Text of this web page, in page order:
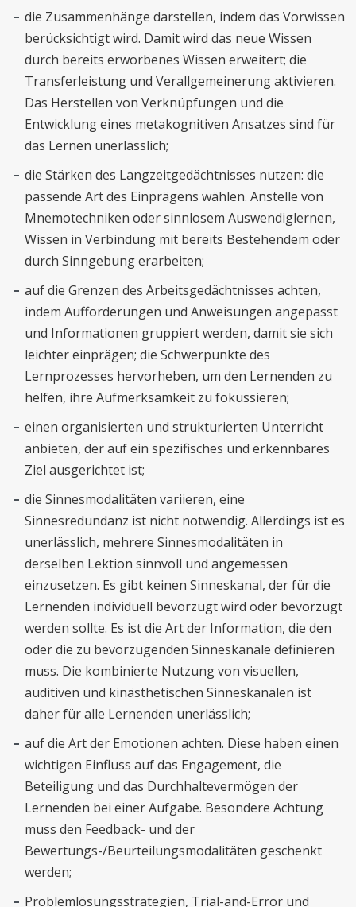
die Zusammenhänge darstellen, indem das Vorwissen
berücksichtigt wird. Damit wird das neue Wissen
durch bereits erworbenes Wissen erweitert; die
Transferleistung und Verallgemeinerung aktivieren.
Das Herstellen von Verknüpfungen und die
Entwicklung eines metakognitiven Ansatzes sind für
das Lernen unerlässlich;
die Stärken des Langzeitgedächtnisses nutzen: die
passende Art des Einprägens wählen. Anstelle von
Mnemotechniken oder sinnlosem Auswendiglernen,
Wissen in Verbindung mit bereits Bestehendem oder
durch Sinngebung erarbeiten;
auf die Grenzen des Arbeitsgedächtnisses achten,
indem Aufforderungen und Anweisungen angepasst
und Informationen gruppiert werden, damit sie sich
leichter einprägen; die Schwerpunkte des
Lernprozesses hervorheben, um den Lernenden zu
helfen, ihre Aufmerksamkeit zu fokussieren;
einen organisierten und strukturierten Unterricht
anbieten, der auf ein spezifisches und erkennbares
Ziel ausgerichtet ist;
die Sinnesmodalitäten variieren, eine
Sinnesredundanz ist nicht notwendig. Allerdings ist es
unerlässlich, mehrere Sinnesmodalitäten in
derselben Lektion sinnvoll und angemessen
einzusetzen. Es gibt keinen Sinneskanal, der für die
Lernenden individuell bevorzugt wird oder bevorzugt
werden sollte. Es ist die Art der Information, die den
oder die zu bevorzugenden Sinneskanäle definieren
muss. Die kombinierte Nutzung von visuellen,
auditiven und kinästhetischen Sinneskanälen ist
daher für alle Lernenden unerlässlich;
auf die Art der Emotionen achten. Diese haben einen
wichtigen Einfluss auf das Engagement, die
Beteiligung und das Durchhaltevermögen der
Lernenden bei einer Aufgabe. Besondere Achtung
muss den Feedback- und der
Bewertungs-/Beurteilungsmodalitäten geschenkt
werden;
Problemlösungsstrategien, Trial-and-Error und